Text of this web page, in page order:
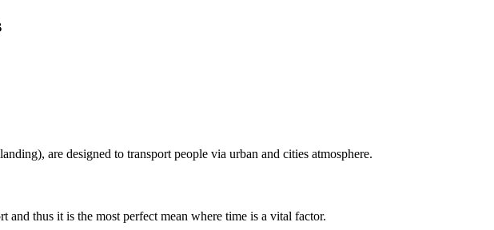
are designed to transport people via urban and cities atmosphere.
thus it is the most perfect mean where time is a vital factor.